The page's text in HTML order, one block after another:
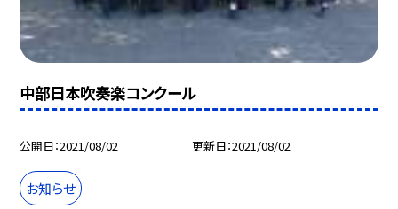
中部日本吹奏楽コンクール
公開日 2021/08/02 更新日 2021/08/02
お知らせ